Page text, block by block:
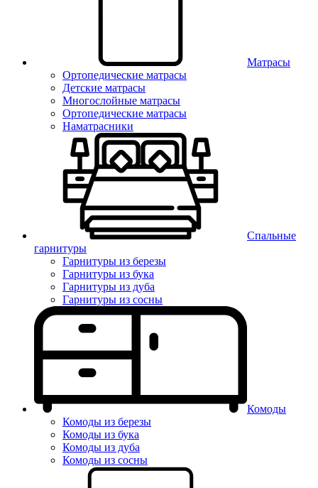
Матрасы
Ортопедические матрасы
Детские матрасы
Многослойные матрасы
Ортопедические матрасы
Наматрасники
Спальные
гарнитуры
Гарнитуры из березы
Гарнитуры из бука
Гарнитуры из дуба
Гарнитуры из сосны
Комоды
Комоды из березы
Комоды из бука
Комоды из дуба
Комоды из сосны